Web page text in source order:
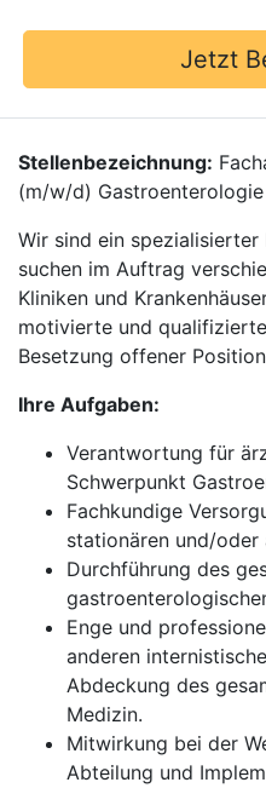
Jetzt
Stellenbezeichnung:
(m/w/d) Gastroenterologie
Wir sind ein
suchen im Auftrag
Kliniken und
motivierte und
Besetzung offener
Ihre Aufgaben:
Verantwortung für
Schwerpunkt
Fachkundige
stationären und/oder
Durchführung des
Enge und
anderen
Abdeckung des
Medizin.
Mitwirkung bei der
Abteilung und